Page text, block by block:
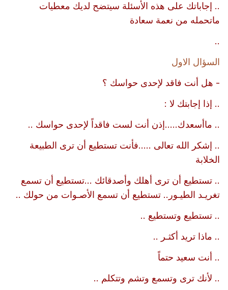
.. إجاباتك على هذه الأسئلة سيتضح لديك معطيات
ماتحمله من نعمة سعادة
..
السؤال الاول
- هل أنت فاقد لإحدى حواسك ؟
.. إذا إجابتك لا :
.. ماأسعدك.....إذن أنت لست فاقداً لإحدى حواسك ..
.. إشكر الله تعالى .....فأنت تستطيع أن ترى الطبيعة
الخلابة
.. تستطيع أن ترى أهلك وأصدقائك ...تستطيع أن تسمع
تغريـد الطيـور.. تستطيع أن تسمع الأصـوات من حولك ..
.. تستطيع وتستطيع ..
.. ماذا تريد أكثـر ..
.. أنت سعيد حتماً
.. لأنك ترى وتسمع وتشم وتتكلم ..